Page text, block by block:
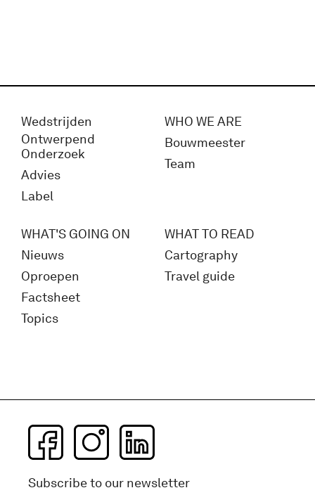
Wedstrijden
Ontwerpend
Onderzoek
Advies
Label
WHO WE ARE
Bouwmeester
Team
WHAT'S GOING ON
Nieuws
Oproepen
Factsheet
Topics
WHAT TO READ
Cartography
Travel guide
Subscribe to our newsletter